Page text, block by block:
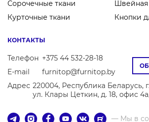
Сорочечные ткани
Курточные ткани
Швейная
Кнопки
КОНТАКТЫ
Телефон +375 44 532-28-18
E-mail
furnitop@furnitop.by
Адрес 220004, Республика Беларусь,
ул. Клары Цеткин, д. 18, офис
— Мы в